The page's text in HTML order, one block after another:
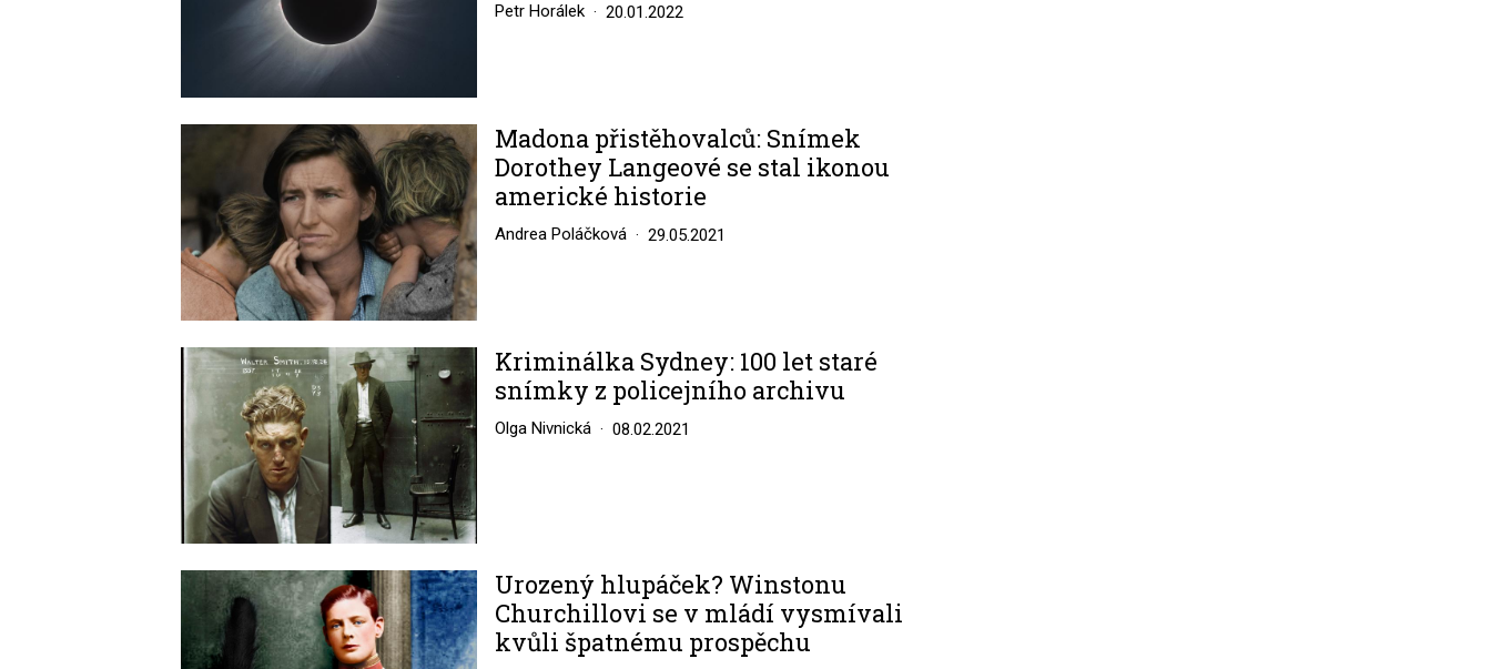
Petr Horálek 20.01.2022
Madona přistěhovalců: Snímek
Dorothey Langeové se stal ikonou
americké historie
Andrea Poláčková 29.05.2021
Image
Kriminálka Sydney: 100 let staré
snímky z policejního archivu
Olga Nivnická 08.02.2021
Image
Urozený hlupáček? Winstonu
Churchillovi se v mládí vysmívali
kvůli špatnému prospěchu